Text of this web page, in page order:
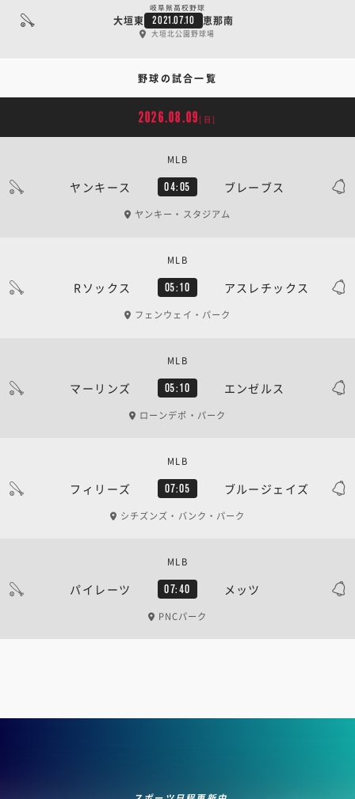
岐阜県高校野球
大垣東 2021.07.10 恵那南
大垣北公園野球場
野球の試合一覧
2026.08.09 [日]
ヤンキース 04:05 ブレーブス
MLB
ヤンキー・スタジアム
Rソックス 05:10 アスレチックス
MLB
フェンウェイ・パーク
マーリンズ 05:10 エンゼルス
MLB
ローンデポ・パーク
フィリーズ 07:05 ブルージェイズ
MLB
シチズンズ・バンク・パーク
パイレーツ 07:40 メッツ
MLB
PNCパーク